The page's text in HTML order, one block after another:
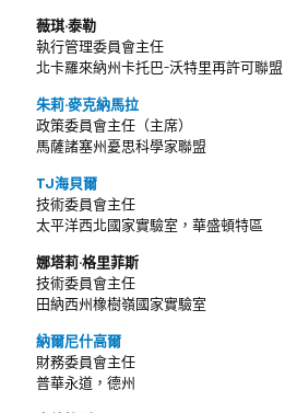
薇琪·泰勒
執行管理委員會主任
北卡羅來納州卡托巴-沃特里再許可聯盟
朱莉·麥克納馬拉
政策委員會主任（主席）
馬薩諸塞州憂思科學家聯盟
TJ海貝爾
技術委員會主任
太平洋西北國家實驗室，華盛頓特區
娜塔莉·格里菲斯
技術委員會主任
田納西州橡樹嶺國家實驗室
納爾尼什高爾
財務委員會主任
普華永道，德州